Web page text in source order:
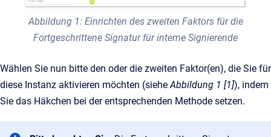
Abbildung 1: Einrichten des zweiten Faktors für die
Fortgeschrittene Signatur für interne Signierende
Wählen Sie nun bitte den oder die zweiten Faktor(en), die Sie für
diese Instanz aktivieren möchten (siehe Abbildung 1 [1]), indem
Sie das Häkchen bei der entsprechenden Methode setzen.